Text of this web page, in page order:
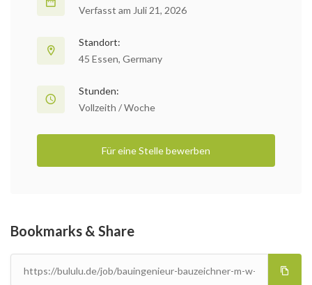
Verfasst am Juli 21, 2026
Standort:
45 Essen, Germany
Stunden:
Vollzeith / Woche
Für eine Stelle bewerben
Bookmarks & Share